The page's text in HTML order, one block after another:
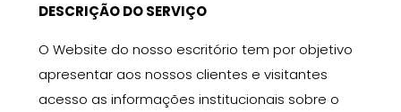
DESCRIÇÃO DO SERVIÇO
O Website do nosso escritório tem por objetivo
apresentar aos nossos clientes e visitantes
acesso as informações institucionais sobre o